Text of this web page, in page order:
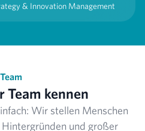
& Innovation Management
Team
Team kennen
Wir stellen Menschen
und großer